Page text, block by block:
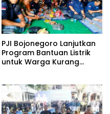
PJI Bojonegoro Lanjutkan
Program Bantuan Listrik
untuk Warga Kurang